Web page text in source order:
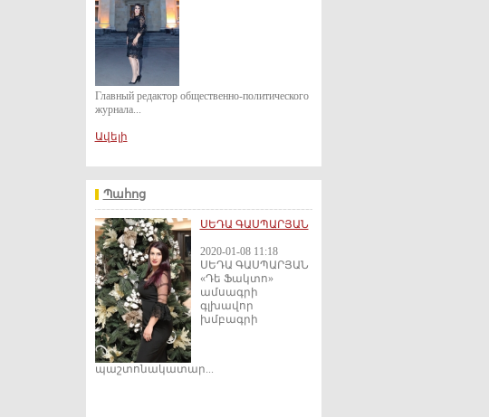
Главный редактор общественно-политического
журнала...
Ավելի
Պահոց
ՍԵԴԱ ԳԱՍՊԱՐՅԱՆ
2020-01-08 11:18
ՍԵԴԱ ԳԱՍՊԱՐՅԱՆ
«Դե Ֆակտո»
ամսագրի
գլխավոր
խմբագրի
պաշտոնակատար...